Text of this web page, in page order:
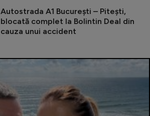
Autostrada A1 București – Pitești,
blocată complet la Bolintin Deal din
cauza unui accident